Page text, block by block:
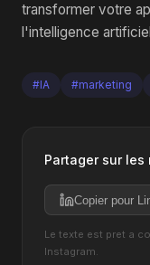
transformer votre
l'intelligence
#IA #marketing
Partager sur les
Copier pour
Le texte est pret a
Instagram.